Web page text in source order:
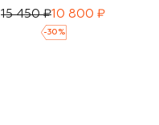
15 450 ₽10 800 ₽
-30 %